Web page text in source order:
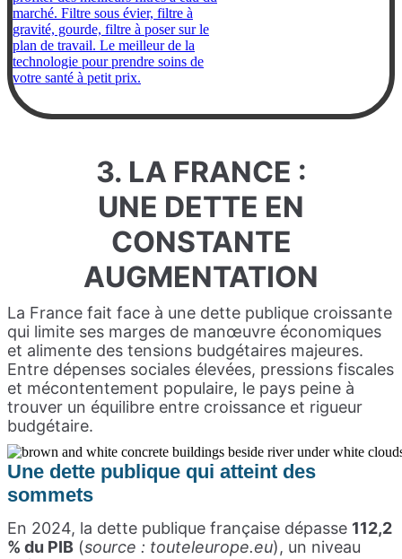
3. LA FRANCE :
UNE DETTE EN
CONSTANTE
AUGMENTATION
La France fait face à une dette publique croissante
qui limite ses marges de manœuvre économiques
et alimente des tensions budgétaires majeures.
Entre dépenses sociales élevées, pressions fiscales
et mécontentement populaire, le pays peine à
trouver un équilibre entre croissance et rigueur
budgétaire.
Une dette publique qui atteint des
sommets
En 2024, la dette publique française dépasse 112,2
% du PIB (source : touteleurope.eu), un niveau